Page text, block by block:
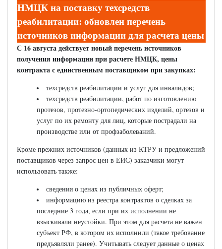
НМЦК на поставку техсредств
реабилитации: обновлен перечень
источников информации для расчета цены
С 16 августа действует новый перечень источников
получения информации при расчете НМЦК, цены
контракта с единственным поставщиком при закупках:
техсредств реабилитации и услуг для инвалидов;
техсредств реабилитации, работ по изготовлению
протезов, протезно-ортопедических изделий, ортезов и
услуг по их ремонту для лиц, которые пострадали на
производстве или от профзаболеваний.
Кроме прежних источников (данных из КТРУ и предложений
поставщиков через запрос цен в ЕИС) заказчики могут
использовать также:
сведения о ценах из публичных оферт;
информацию из реестра контрактов о сделках за
последние 3 года, если при их исполнении не
взыскивали неустойки. При этом для расчета не важен
субъект РФ, в котором их исполнили (такое требование
предъявляли ранее). Учитывать следует данные о ценах